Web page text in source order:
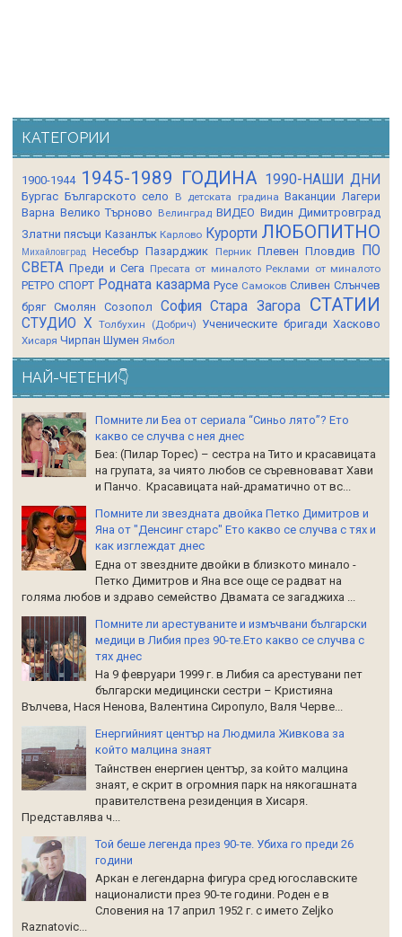
КАТЕГОРИИ
1900-1944 1945-1989 ГОДИНА 1990-НАШИ ДНИ
Бургас Българското село В детската градина Ваканции Лагери
Варна Велико Търново Велинград ВИДЕО Видин Димитровград
Златни пясъци Казанлък Карлово Курорти ЛЮБОПИТНО
Михайловград Несебър Пазарджик Перник Плевен Пловдив
ПО
СВЕТА Преди и Сега Пресата от миналото Реклами от миналото
РЕТРО СПОРТ Родната казарма Русе Самоков Сливен Слънчев
бряг Смолян Созопол София Стара Загора СТАТИИ
СТУДИО Х Толбухин (Добрич) Ученическите бригади Хасково
Хисаря Чирпан Шумен Ямбол
НАЙ-ЧЕТЕНИ👇
Помните ли Беа от сериала “Синьо лято”? Ето
какво се случва с нея днес
Беа: (Пилар Торес) – сестра на Тито и красавицата
на групата, за чиято любов се съревновават Хави
и Панчо. Красавицата най-драматично от вс...
Помните ли звездната двойка Петко Димитров и
Яна от "Денсинг старс" Ето какво се случва с тях и
как изглеждат днес
Една от звездните двойки в близкото минало -
Петко Димитров и Яна все още се радват на
голяма любов и здраво семейство Двамата се загаджиха ...
Помните ли арестуваните и измъчвани български
медици в Либия през 90-те.Ето какво се случва с
тях днес
На 9 февруари 1999 г. в Либия са арестувани пет
български медицински сестри – Кристияна
Вълчева, Нася Ненова, Валентина Сиропуло, Валя Черве...
Енергийният център на Людмила Живкова за
който малцина знаят
Тайнствен енергиен център, за който малцина
знаят, е скрит в огромния парк на някогашната
правителствена резиденция в Хисаря.
Представлява ч...
Той беше легенда през 90-те. Убиха го преди 26
години
Аркан е легендарна фигура сред югославските
националисти през 90-те години. Роден е в
Словения на 17 април 1952 г. с името Zeljko
Raznatoviс...